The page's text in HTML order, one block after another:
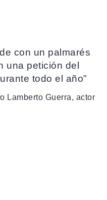
con un palmarés
una petición del
todo el año”
Lamberto Guerra, actor